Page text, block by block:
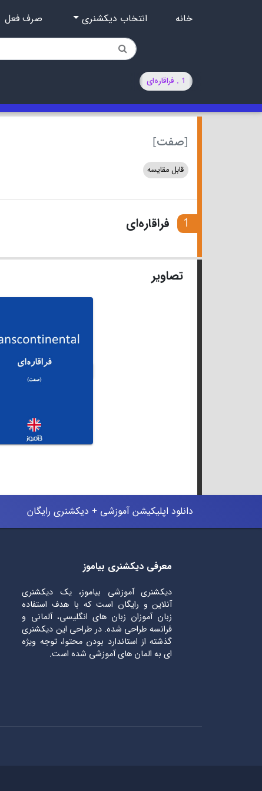
خانه انتخاب دیکشنری صرف فعل
1 . فراقاره‌ای
[صفت]
قابل مقایسه
1 فراقاره‌ای
تصاویر
دانلود اپلیکیشن آموزشی + دیکشنری رایگان
معرفی دیکشنری بیاموز
دیکشنری آموزشی بیاموز، یک دیکشنری
آنلاین و رایگان است که با هدف استفاده
زبان آموزان زبان های انگلیسی، آلمانی و
فرانسه طراحی شده. در طراحی این دیکشنری
گذشته از استاندارد بودن محتوا، توجه ویژه
ای به المان های آموزشی شده است.